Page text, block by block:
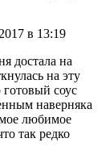
в 13:19
достала на
на эту
соус
наверняка
любимое
так редко